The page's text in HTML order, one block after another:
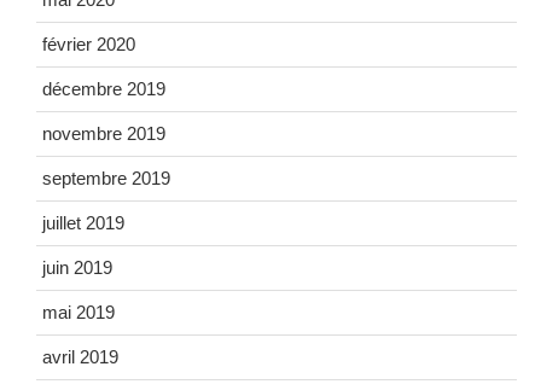
février 2020
décembre 2019
novembre 2019
septembre 2019
juillet 2019
juin 2019
mai 2019
avril 2019